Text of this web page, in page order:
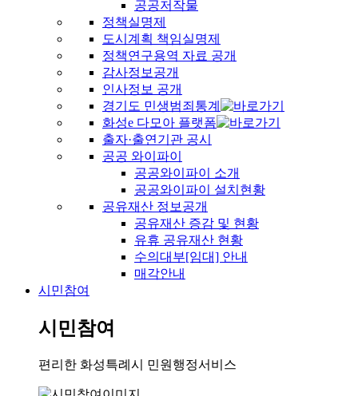
공공저작물
정책실명제
도시계획 책임실명제
정책연구용역 자료 공개
감사정보공개
인사정보 공개
경기도 민생범죄통계
화성e 다모아 플랫폼
출자·출연기관 공시
공공 와이파이
공공와이파이 소개
공공와이파이 설치현황
공유재산 정보공개
공유재산 증감 및 현황
유휴 공유재산 현황
수의대부[임대] 안내
매각안내
시민참여
시민참여
편리한 화성특례시 민원행정서비스